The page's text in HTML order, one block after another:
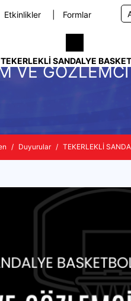
Etkinlikler Formlar
TEKERLEKLI SANDALYE
VE
Duyurular TEKERLEKLİ